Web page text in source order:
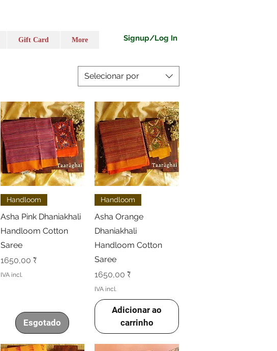
Signup/Log In
Gift Card More
Selecionar por
Visualização rápida
Handloom
Asha Pink Dhaniakhali
Handloom Cotton
Saree
Preço
1650,00 ₹
IVA incl.
Esgotado
Visualização rápida
Handloom
Asha Orange
Dhaniakhali
Handloom Cotton
Saree
Preço
1650,00 ₹
IVA incl.
Adicionar ao
carrinho